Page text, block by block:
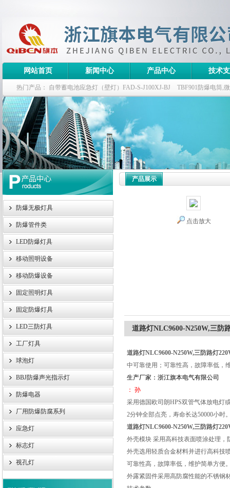
浙江旗本电气有限公司
网站首页 新闻中心 产品中心 技术
热门产品： 自带蓄电池应急灯（壁灯）FAD-S-J100XJ-BJ TBF901防爆电筒,
栏式无极灯 G9960-W120W长寿无极工厂灯,三防无极灯
防爆泛光灯
防爆无极灯具
防爆管件类
LED防爆灯具
移动照明设备
移动防爆设备
固定照明灯具
固定防爆灯具
LED三防灯具
工厂灯具
球泡灯
BBJ防爆声光指示灯
防爆电器
厂用防爆防腐系列
应急灯
标志灯
视孔灯
产品展示
点击放大
道路灯NLC9600-N250W,三防
道路灯NLC9600-N250W,三防路灯
中可靠使用；可靠性高，故障率低，
生产厂家：浙江旗本电气有限公司
： 孙
采用德国欧司朗HPS双管气体放电灯
2分钟全部点亮，寿命长达50000小时
道路灯NLC9600-N250W,三防路灯
外壳模块 采用高科技表面喷涂处理，
外壳选用轻质合金材料并进行高科技
可靠性高，故障率低，维护简单方便
外露紧固件采用高防腐性能的不锈钢